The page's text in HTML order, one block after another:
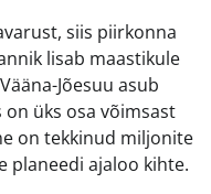
siis piirkonna
lisab maastikule
Jõesuu asub
üks osa võimsast
on tekkinud miljonite
planeedi ajaloo kihte.